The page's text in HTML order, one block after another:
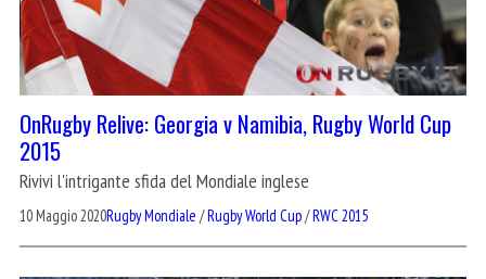
OnRugby Relive: Georgia v Namibia, Rugby World Cup
2015
Rivivi l'intrigante sfida del Mondiale inglese
10 Maggio 2020Rugby Mondiale /Rugby World Cup/RWC 2015